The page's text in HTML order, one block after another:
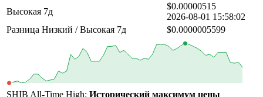
Высокая 7д
$0.00000515
2026-08-01 15:58:02
Разница Низкий / Высокая 7д
$0.0000005599
SHIB All-Time High: Исторический максимум цены